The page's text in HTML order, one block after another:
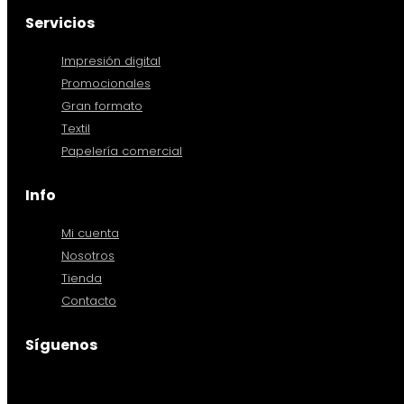
Servicios
Impresión digital
Promocionales
Gran formato
Textil
Papelería comercial
Info
Mi cuenta
Nosotros
Tienda
Contacto
Síguenos